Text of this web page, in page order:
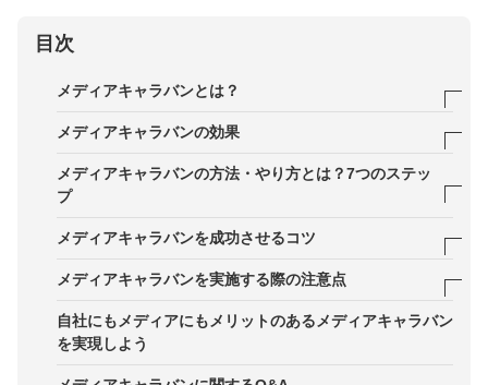
目次
メディアキャラバンとは？
メディアリレーションズや、メディアプロモートと
メディアキャラバンの効果
効果1．メディアとの信頼性を構築できる
広める
効果3．メディア側のニーズやトレンドを把握でき
効果4．記事掲載や特集企画につながる可能性が高
メディアキャラバンの方法・やり方とは？7つのステッ
プ
STEP1．企画づくりをする
STEP2．製品・サービスの資料・サンプル、業界ご
STEP3．訪問するメディアの選定をする
STEP4．アポイントを取る
メディアキャラバンを成功させるコツ
記者目線で情報を伝える
ニュース性を重視する
メディアキャラバンを実施する際の注意点
営業活動と混同しない
自社にもメディアにもメリットのあるメディアキャラバン
を実現しよう